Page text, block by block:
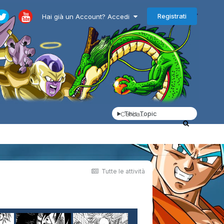
Hai già un Account? Accedi Registrati
This Topic
Tutte le attività